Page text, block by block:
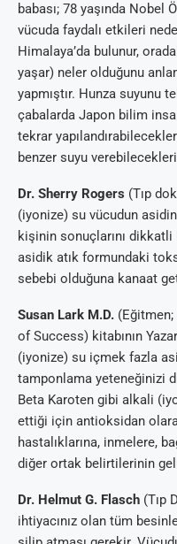
babası; 78 yaşında Nobel
vücuda faydalı etkileri
Himalaya’da bulunur,
yaşar) neler olduğunu
yapmıştır. Hunza suyunu
çabalarda Japon bilim
tekrar
benzer suyu
Dr. Sherry Rogers (Tıp
(iyonize) su vücudun
kişinin sonuçlarını
asidik atık formundaki
sebebi olduğuna kanaat
Susan Lark M.D. (Eğitmen;
of Success) kitabının
(iyonize) su içmek fazla
tamponlama yeteneğinizi
Beta Karoten gibi alkali
ettiği için antioksidan
hastalıklarına, inmelere,
diğer ortak belirtilerinin
Dr. Helmut G. Flasch (Tıp
ihtiyacınız olan tüm